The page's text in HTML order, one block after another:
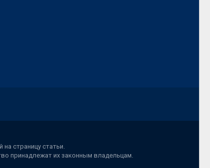
страницу статьи.
принадлежат их законным владельцам.